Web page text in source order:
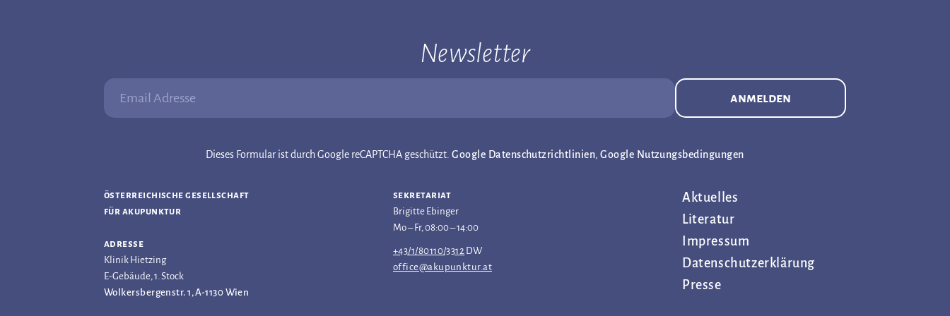
Newsletter
Email Adresse:
anmelden
Dieses Formular ist durch Google reCAPTCHA geschützt.Google Datenschutzrichtlinien,Google Nutzungsbedingungen
österreichische gesellschaft
für akupunktur
adresse
Klinik Hietzing
E-Gebäude, 1. Stock
Wolkersbergenstr. 1, A-1130 Wien
sekretariat
Brigitte Ebinger
Mo – Fr, 08:00 – 14:00
+43/1/80110/3312 DW
office@akupunktur.at
Aktuelles
Literatur
Impressum
Datenschutz­erklärung
Presse